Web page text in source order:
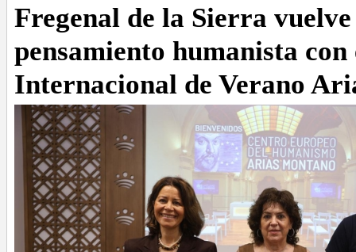
Fregenal de la Sierra
pensamiento humanista
Internacional de Verano